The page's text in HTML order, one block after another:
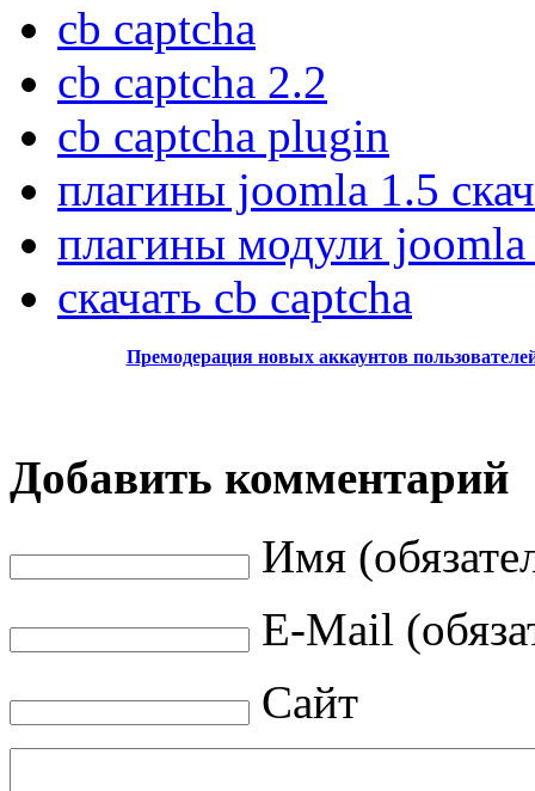
cb captcha
cb captcha 2.2
cb captcha plugin
плагины joomla 1.5
плагины модули
скачать cb captcha
Премодерация новых аккаунтов
Добавить комментарий
Имя
E-Mail
Сайт